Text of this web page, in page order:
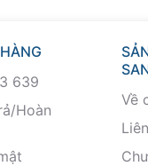
639
Hoàn
Về